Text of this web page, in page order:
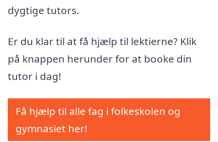
dygtige tutors.
Er du klar til at få hjælp til lektierne? Klik
på knappen herunder for at booke din
tutor i dag!
Få hjælp til alle fag i folkeskolen og
gymnasiet her!